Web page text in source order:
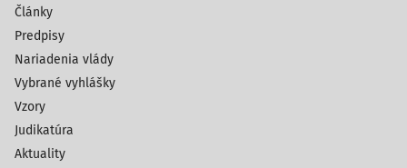
Články
Predpisy
Nariadenia vlády
Vybrané vyhlášky
Vzory
Judikatúra
Aktuality